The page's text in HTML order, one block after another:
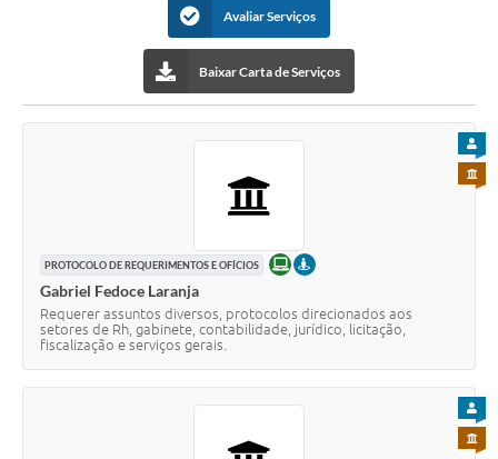
Avaliar Serviços
Baixar Carta de Serviços
PROTOCOLO DE REQUERIMENTOS E OFÍCIOS ONLINEPRESENCIAL
Gabriel Fedoce Laranja
Requerer assuntos diversos, protocolos direcionados aos
setores de Rh, gabinete, contabilidade, jurídico, licitação,
fiscalização e serviços gerais.
PARA
PARA